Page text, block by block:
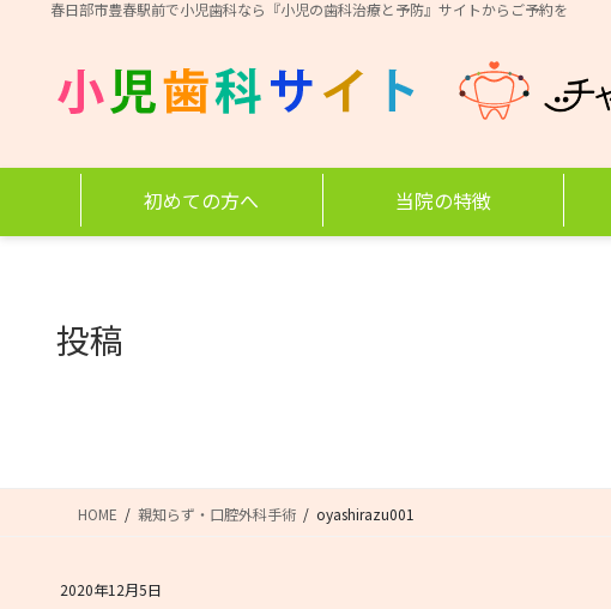
移
春日部市豊春駅前で小児歯科なら『小児の歯科治療と予防』サイトからご予約を
初めての方へ 当院の特徴
投稿
HOME 親知らず・口腔外科手術 oyashirazu001
2020年12月5日